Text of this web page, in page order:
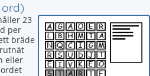
ord)
23
per
bräde
eller